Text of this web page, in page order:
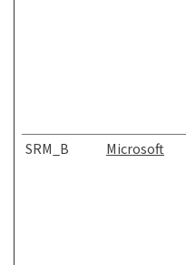
SRM_B Microsoft